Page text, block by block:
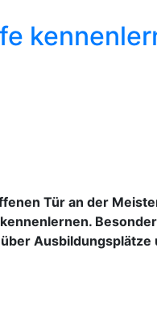
Tür an der